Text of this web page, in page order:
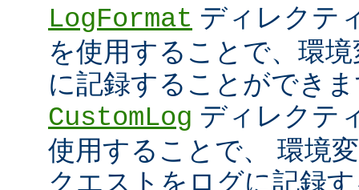
LogFormat ディレクテ
を使用することで、環
に記録することができ
CustomLog ディレクテ
使用することで、 環境
クエストをログに記録